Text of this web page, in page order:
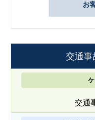
お
交通事
交通